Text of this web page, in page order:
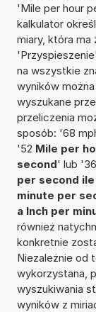
'Mile per hour
kalkulator
miary, która
na wszystkie
wyników
wyszukane
przeliczenia
sposób: '68
'52 Mile per
second' lub '36
per second
minute per
a Inch per
również
konkretnie
Niezależnie od
wykorzystana,
wyszukiwania
wyników z